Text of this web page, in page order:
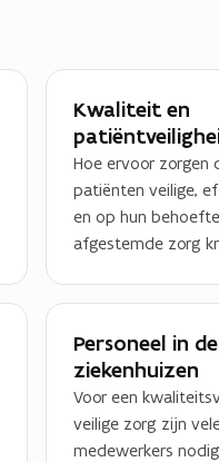
Kwaliteit en
Hoe ervoor zorgen
patiënten veilige,
en op hun
afgestemde zorg
Personeel in de
ziekenhuizen
Voor een
veilige zorg zijn
medewerkers